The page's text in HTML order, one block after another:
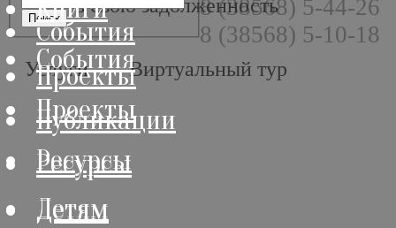
Узнать свою задолженность
Услуги Виртуальный тур
8 (38568) 5-44-26
8 (38568) 5-10-18
Книги
События
Проекты
Публикации
Ресурсы
Детям
Книги
События
Проекты
Ресурсы
Детям